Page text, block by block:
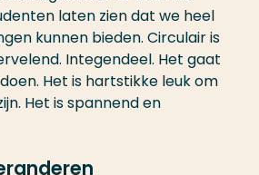
laten zien dat we heel
kunnen bieden. Circulair is
Integendeel. Het gaat
Het is hartstikke leuk om
Het is spannend en